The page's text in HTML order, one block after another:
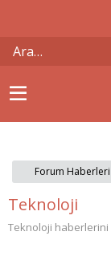
Forum Haberleri
Teknoloji
Teknoloji haberlerini